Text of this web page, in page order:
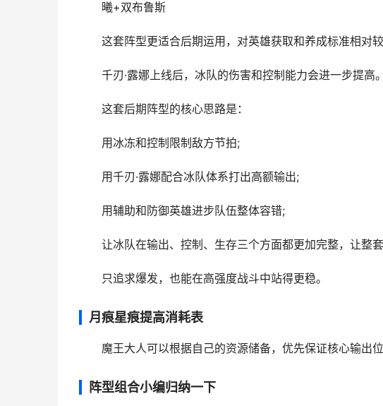
曦+双布鲁斯
这套阵型更适合后期运用，对英雄获取和养成标准相对较
千刃·露娜上线后，冰队的伤害和控制能力会进一步提高。
这套后期阵型的核心思路是：
用冰冻和控制限制敌方节拍;
用千刃·露娜配合冰队体系打出高额输出;
用辅助和防御英雄进步队伍整体容错;
让冰队在输出、控制、生存三个方面都更加完整，让整
只追求爆发，也能在高强度战斗中站得更稳。
月痕星痕提高消耗表
魔王大人可以根据自己的资源储备，优先保证核心输出位
阵型组合小编归纳一下